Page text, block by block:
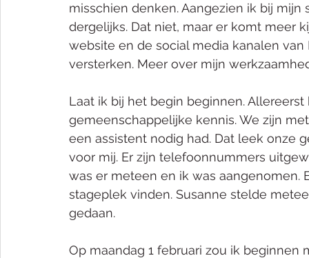
misschien denken. Aangezien ik bij
dergelijks. Dat niet, maar er komt meer
website en de social media kanalen
versterken. Meer over mijn
Laat ik bij het begin beginnen.
gemeenschappelijke kennis. We zijn
een assistent nodig had. Dat leek onze
voor mij. Er zijn telefoonnummers
was er meteen en ik was
stageplek vinden. Susanne stelde
gedaan.
Op maandag 1 februari zou ik